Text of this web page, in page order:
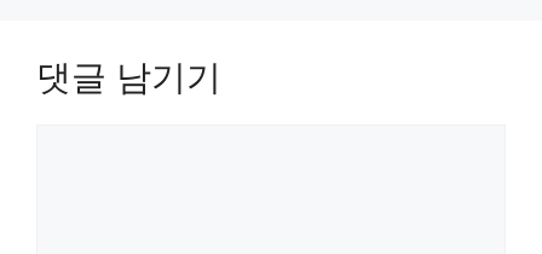
댓글 남기기